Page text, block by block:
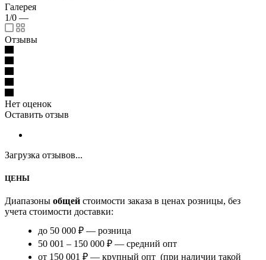
Галерея
1/0 —
Отзывы
Нет оценок
Оставить отзыв
Загрузка отзывов...
ЦЕНЫ
Диапазоны общей стоимости заказа в ценах розницы, без
учета стоимости доставки:
до 50 000 ₽ — розница
50 001 – 150 000 ₽ — средний опт
от 150 001 ₽ — крупный опт (при наличии такой